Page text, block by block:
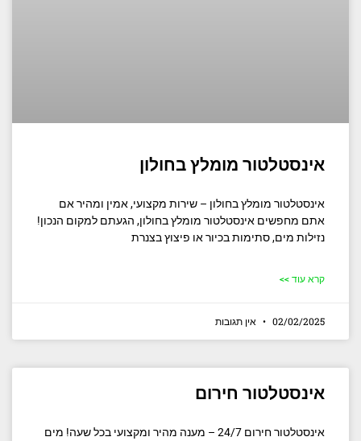
אינסטלטור מומלץ בחולון
אינסטלטור מומלץ בחולון – שירות מקצועי, אמין ומהיר אם
אתם מחפשים אינסטלטור מומלץ בחולון, הגעתם למקום הנכון!
נזילות מים, סתימות בכיור או פיצוץ בצנרת
קרא עוד >>
02/02/2025 אין תגובות
אינסטלטור חירום
אינסטלטור חירום 24/7 – מענה מהיר ומקצועי בכל שעה! מים